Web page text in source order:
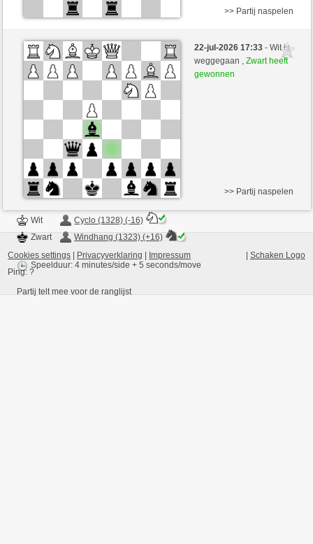
Wit
osrott (1278) (-13)
Zwart
Windhang (1339) (+13)
Speelduur: 6 minutes/side + 0 seconds/move
Partij telt mee voor de ranglijst
>> Partij naspelen
22-jul-2026 17:33- Wit is
weggegaan ,Zwart heeft
gewonnen
Wit
Cyclo (1328) (-16)
Zwart
Windhang (1323) (+16)
Speelduur: 4 minutes/side + 5 seconds/move
Partij telt mee voor de ranglijst
>> Partij naspelen
Schaken Logo
Cookies settings Privacyverklaring
Impressum
Ping:?